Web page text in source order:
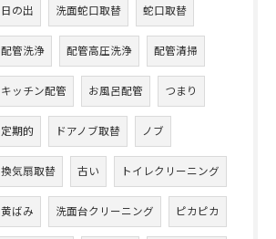
日の出 洗面蛇口取替 蛇口取替
配管洗浄 配管高圧洗浄 配管清掃
キッチン配管 お風呂配管 つまり
定期的 ドアノブ取替 ノブ
換気扇取替 古い トイレクリーニング
黄ばみ 洗面台クリーニング ピカピカ